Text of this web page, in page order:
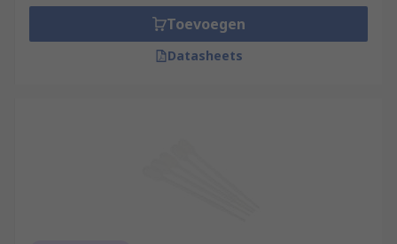
Toevoegen
Datasheets